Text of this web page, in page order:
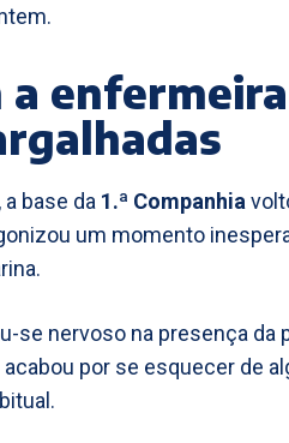
a
base da 1.ª Companhia
um momento
se nervoso na presença da
por se esquecer de